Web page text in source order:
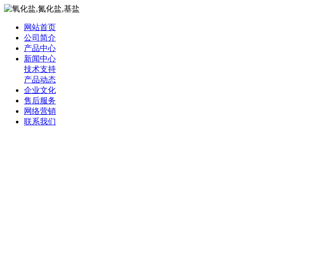
网站首页
公司简介
产品中心
新闻中心
技术支持
产品动态
企业文化
售后服务
网络营销
联系我们